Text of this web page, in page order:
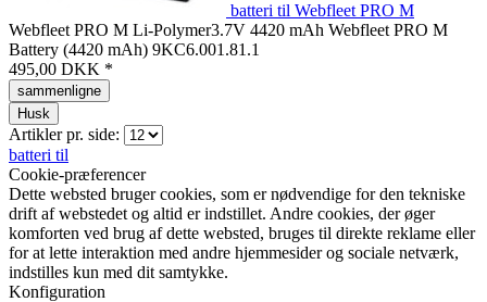
batteri til Webfleet PRO M
Webfleet PRO M Li-Polymer3.7V 4420 mAh Webfleet PRO M
Battery (4420 mAh) 9KC6.001.81.1
495,00 DKK *
sammenligne
Husk
Artikler pr. side:
batteri til
Cookie-præferencer
Dette websted bruger cookies, som er nødvendige for den tekniske
drift af webstedet og altid er indstillet. Andre cookies, der øger
komforten ved brug af dette websted, bruges til direkte reklame eller
for at lette interaktion med andre hjemmesider og sociale netværk,
indstilles kun med dit samtykke.
Konfiguration